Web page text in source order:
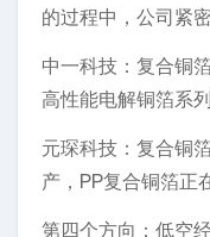
的过程中，公司紧
中一科技：复合铜
高性能电解铜箔系
元琛科技：复合铜
产，PP复合铜箔正
第四个方向：低空